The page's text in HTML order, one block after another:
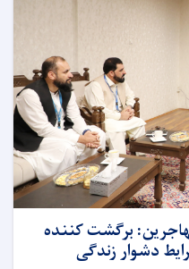
برگشت کننده
دشوار زندگی